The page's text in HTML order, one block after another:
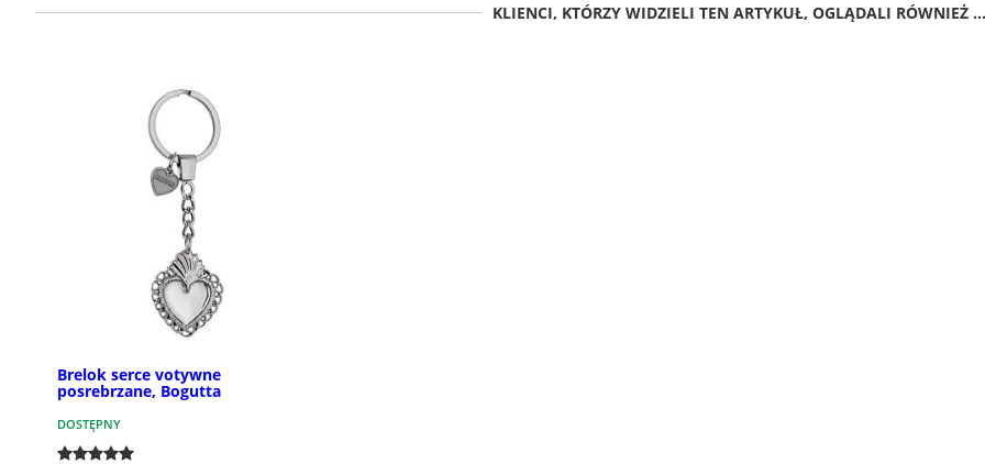
KLIENCI, KTÓRZY WIDZIELI TEN ARTYKUŁ, OGLĄDALI RÓWNIEŻ ...
Brelok serce votywne
posrebrzane, Bogutta
DOSTĘPNY